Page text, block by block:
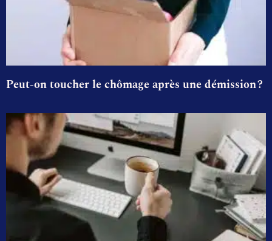
Peut-on toucher le chômage après une démission ?